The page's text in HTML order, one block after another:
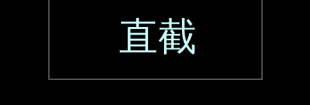
直截